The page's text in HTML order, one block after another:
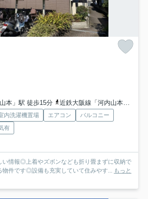
本」駅 徒歩15分
近鉄大阪線「河内山本」駅 徒歩15分
内洗濯機置場 エアコン
バルコニー
有
い情報◎上着やズボンなども折り畳まずに収納で
物件です◎設備も充実していて住みやす... もっと